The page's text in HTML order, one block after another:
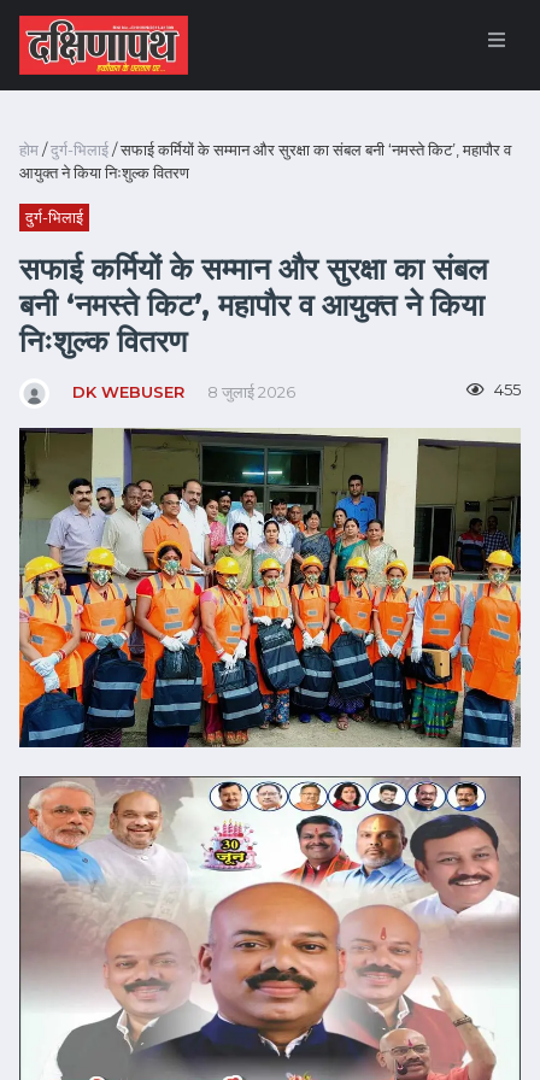
होम/दुर्ग-भिलाई/ सफाई कर्मियों के सम्मान और सुरक्षा का संबल बनी ‘नमस्ते किट’, महापौर व
आयुक्त ने किया निःशुल्क वितरण
दुर्ग-भिलाई
सफाई कर्मियों के सम्मान और सुरक्षा का संबल
बनी ‘नमस्ते किट’, महापौर व आयुक्त ने किया
निःशुल्क वितरण
DK WEBUSER 8 जुलाई 2026 455